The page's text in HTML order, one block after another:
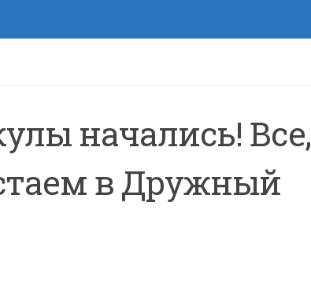
начались! Все,
в Дружный